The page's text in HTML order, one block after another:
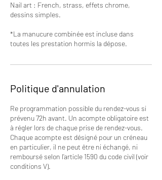
Nail art : French, strass, effets chrome,
dessins simples.
*La manucure combinée est incluse dans
toutes les prestation hormis la dépose.
Politique d'annulation
Re programmation possible du rendez-vous si
prévenu 72h avant. Un acompte obligatoire est
à régler lors de chaque prise de rendez-vous.
Chaque acompte est désigné pour un créneau
en particulier, il ne peut être ni échangé, ni
remboursé selon l’article 1590 du code civil (voir
conditions V).